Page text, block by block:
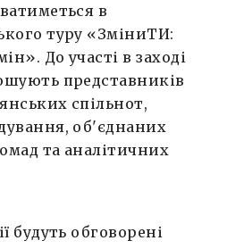
в
туру «ЗміниТИ:
До участі в заході
представників
спільнот,
об'єднаних
та аналітичних
будуть обговорені